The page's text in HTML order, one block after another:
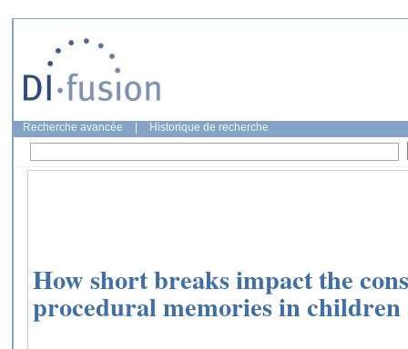
Recherche avancée Historique de recherche
How short breaks impact the
procedural memories in children